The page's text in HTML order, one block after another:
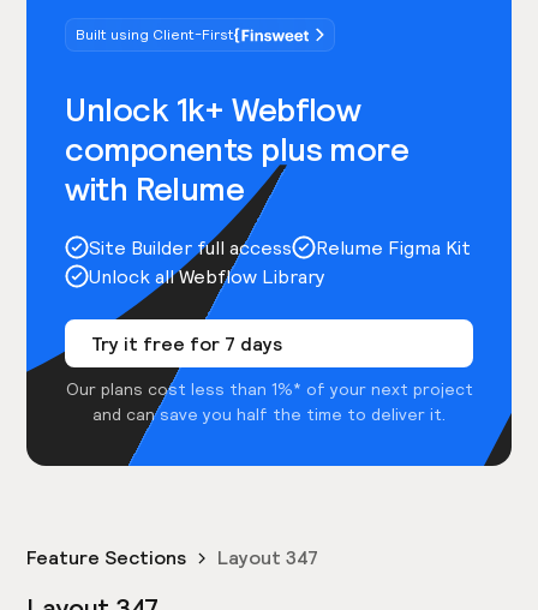
Built using Client-First
Unlock 1k+ Webflow
components plus more
with Relume
Site Builder full access
Relume Figma Kit
Unlock all Webflow Library
Try it free for 7 days
Our plans cost less than 1%* of your next project
and can save you half the time to deliver it.
Feature Sections Layout 347